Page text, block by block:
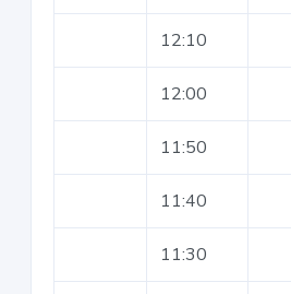
12:10
12:00
11:50
11:40
11:30